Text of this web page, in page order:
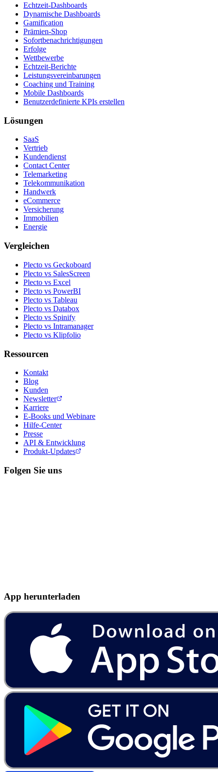
Echtzeit-Dashboards
Dynamische Dashboards
Gamification
Prämien-Shop
Sofortbenachrichtigungen
Erfolge
Wettbewerbe
Echtzeit-Berichte
Leistungsvereinbarungen
Coaching und Training
Mobile Dashboards
Benutzerdefinierte KPIs erstellen
Lösungen
SaaS
Vertrieb
Kundendienst
Contact Center
Telemarketing
Telekommunikation
Handwerk
eCommerce
Versicherung
Immobilien
Energie
Vergleichen
Plecto vs Geckoboard
Plecto vs SalesScreen
Plecto vs Excel
Plecto vs PowerBI
Plecto vs Tableau
Plecto vs Databox
Plecto vs Spinify
Plecto vs Intramanager
Plecto vs Klipfolio
Ressourcen
Kontakt
Blog
Kunden
Newsletter
Karriere
E-Books und Webinare
Hilfe-Center
Presse
API & Entwicklung
Produkt-Updates
Folgen Sie uns
App herunterladen